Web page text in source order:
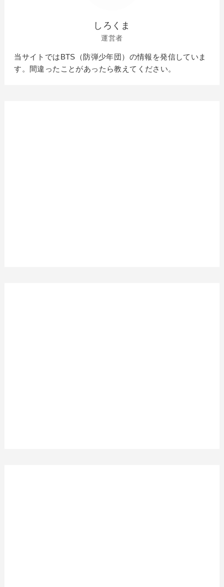
しろくま
運営者
当サイトではBTS（防弾少年団）の情報を発信していま
す。間違ったことがあったら教えてください。